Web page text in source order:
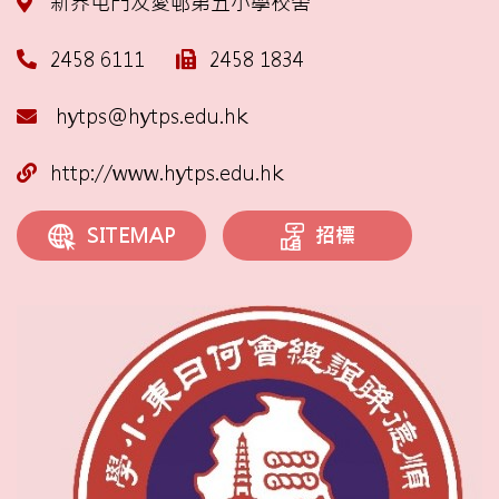
2458 6111 2458 1834
hytps@hytps.edu.hk
http://www.hytps.edu.hk
SITEMAP 招標